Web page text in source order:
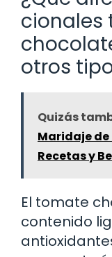
cionales
otros
Quizás
Maridaje
Recetas y
El tomate
contenido